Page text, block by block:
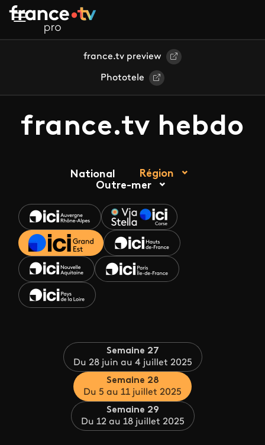
Aller au contenu principal
france.tv preview
Phototele
france.tv hebdo
National
Région
Outre-mer
Semaine 27
Du 28 juin au 4 juillet 2025
Semaine 28
Du 5 au 11 juillet 2025
Semaine 29
Du 12 au 18 juillet 2025